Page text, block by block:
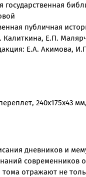
государственная
публичная
Е.П.
Е.А. Акимова,
240x175x43
дневников и
современников
тома отражают не